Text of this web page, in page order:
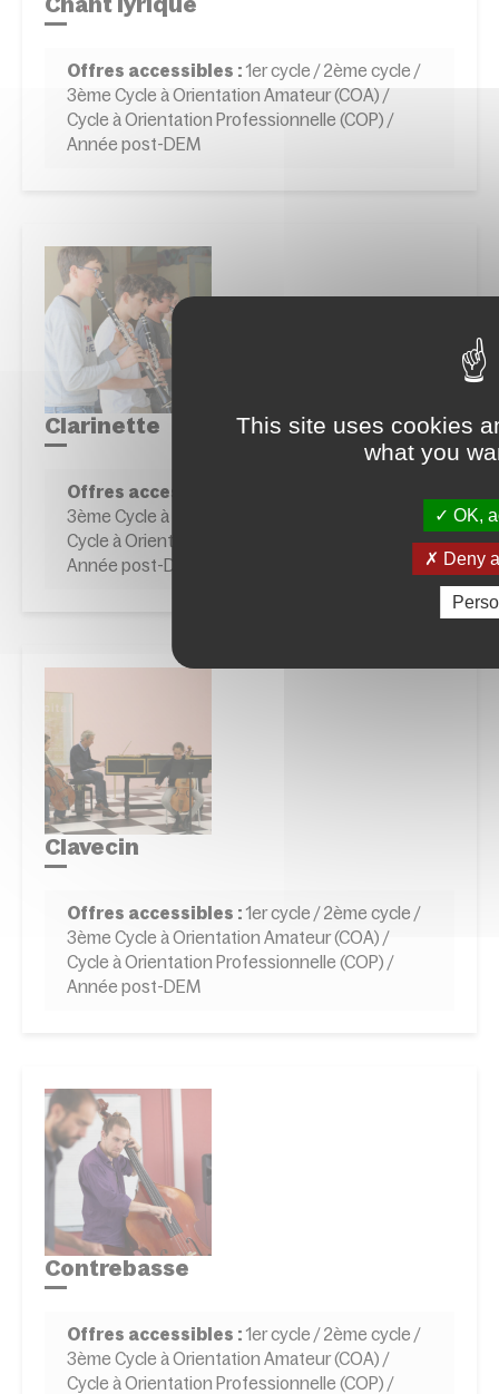
Offres accessibles : 1er cycle / 2ème cycle /
3ème Cycle à Orientation Amateur (COA) /
Cycle à Orientation Professionnelle (COP) /
Année post-DEM
Clarinette
Offres accessibles :
3ème Cycle à Orientation Amateur (COA) /
Cycle à Orientation Professionnelle (COP) /
Année post-DEM
Clavecin
Offres accessibles : 1er cycle / 2ème cycle /
3ème Cycle à Orientation Amateur (COA) /
Cycle à Orientation Professionnelle (COP) /
Année post-DEM
Contrebasse
Offres accessibles : 1er cycle / 2ème cycle /
3ème Cycle à Orientation Amateur (COA) /
Cycle à Orientation Professionnelle (COP) /
This site uses cookies
what you
OK,
Deny